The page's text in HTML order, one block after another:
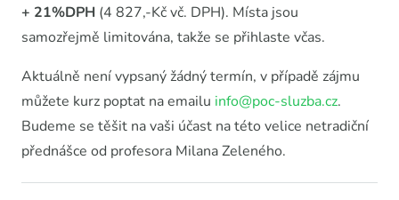
+ 21%DPH (4 827,-Kč vč. DPH). Místa jsou
samozřejmě limitována, takže se přihlaste včas.
Aktuálně není vypsaný žádný termín, v případě zájmu
můžete kurz poptat na emailu info@poc-sluzba.cz.
Budeme se těšit na vaši účast na této velice netradiční
přednášce od profesora Milana Zeleného.